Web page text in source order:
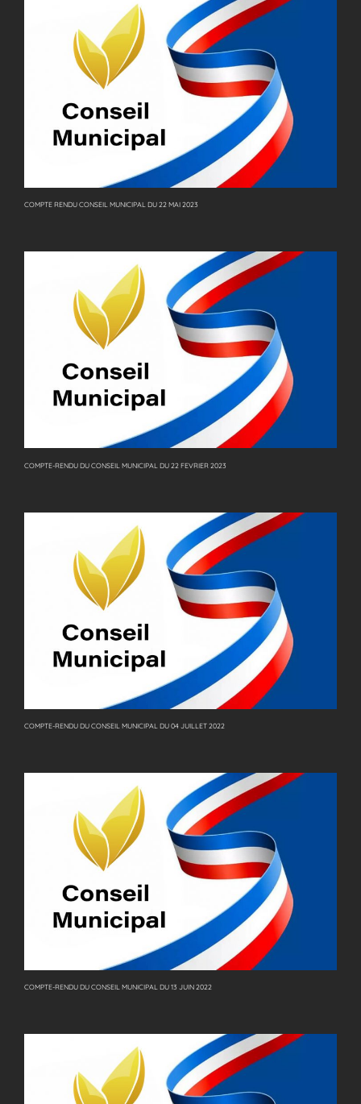
COMPTE RENDU CONSEIL MUNICIPAL DU 22 MAI 2023
COMPTE-RENDU DU CONSEIL MUNICIPAL DU 22 FEVRIER 2023
COMPTE-RENDU DU CONSEIL MUNICIPAL DU 04 JUILLET 2022
COMPTE-RENDU DU CONSEIL MUNICIPAL DU 13 JUIN 2022